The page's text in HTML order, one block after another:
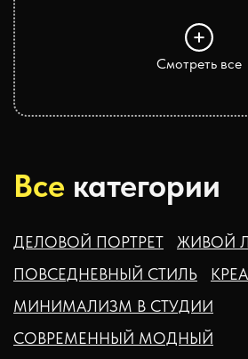
Смотреть все
Все категории
ДЕЛОВОЙ ПОРТРЕТ
ЖИВОЙ
ПОВСЕДНЕВНЫЙ СТИЛЬ
МИНИМАЛИЗМ В СТУДИИ
СОВРЕМЕННЫЙ МОДНЫЙ